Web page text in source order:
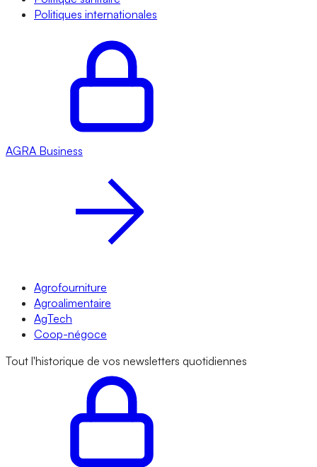
Politiques internationales
AGRA Business
Agrofourniture
Agroalimentaire
AgTech
Coop-négoce
Tout l'historique de vos newsletters quotidiennes